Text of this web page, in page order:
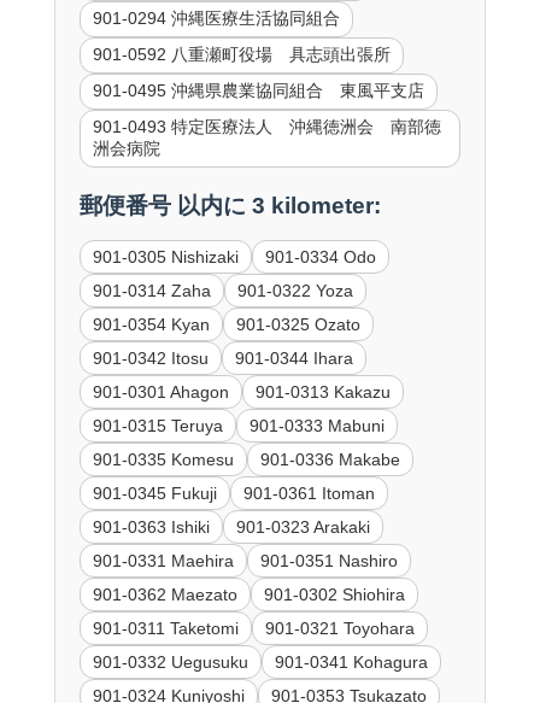
901-0294 沖縄医療生活協同組合
901-0592 八重瀬町役場 具志頭出張所
901-0495 沖縄県農業協同組合 東風平支店
901-0493 特定医療法人 沖縄徳洲会 南部徳
洲会病院
郵便番号 以内に 3 kilometer:
901-0305 Nishizaki
901-0334 Odo
901-0314 Zaha
901-0322 Yoza
901-0354 Kyan
901-0325 Ozato
901-0342 Itosu
901-0344 Ihara
901-0301 Ahagon
901-0313 Kakazu
901-0315 Teruya
901-0333 Mabuni
901-0335 Komesu
901-0336 Makabe
901-0345 Fukuji
901-0361 Itoman
901-0363 Ishiki
901-0323 Arakaki
901-0331 Maehira
901-0351 Nashiro
901-0362 Maezato
901-0302 Shiohira
901-0311 Taketomi
901-0321 Toyohara
901-0332 Uegusuku
901-0341 Kohagura
901-0324 Kuniyoshi
901-0353 Tsukazato